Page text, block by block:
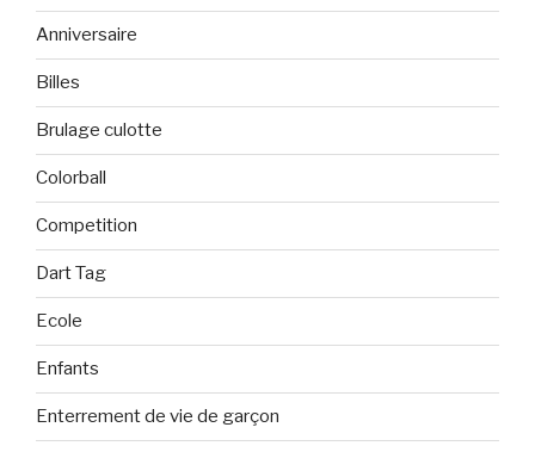
Anniversaire
Billes
Brulage culotte
Colorball
Competition
Dart Tag
Ecole
Enfants
Enterrement de vie de garçon